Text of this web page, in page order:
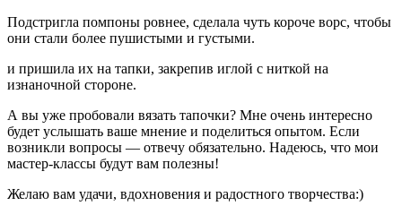
Подстригла помпоны ровнее, сделала чуть короче ворс, чтобы
они стали более пушистыми и густыми.
и пришила их на тапки, закрепив иглой с ниткой на
изнаночной стороне.
А вы уже пробовали вязать тапочки? Мне очень интересно
будет услышать ваше мнение и поделиться опытом. Если
возникли вопросы — отвечу обязательно. Надеюсь, что мои
мастер-классы будут вам полезны!
Желаю вам удачи, вдохновения и радостного творчества:)